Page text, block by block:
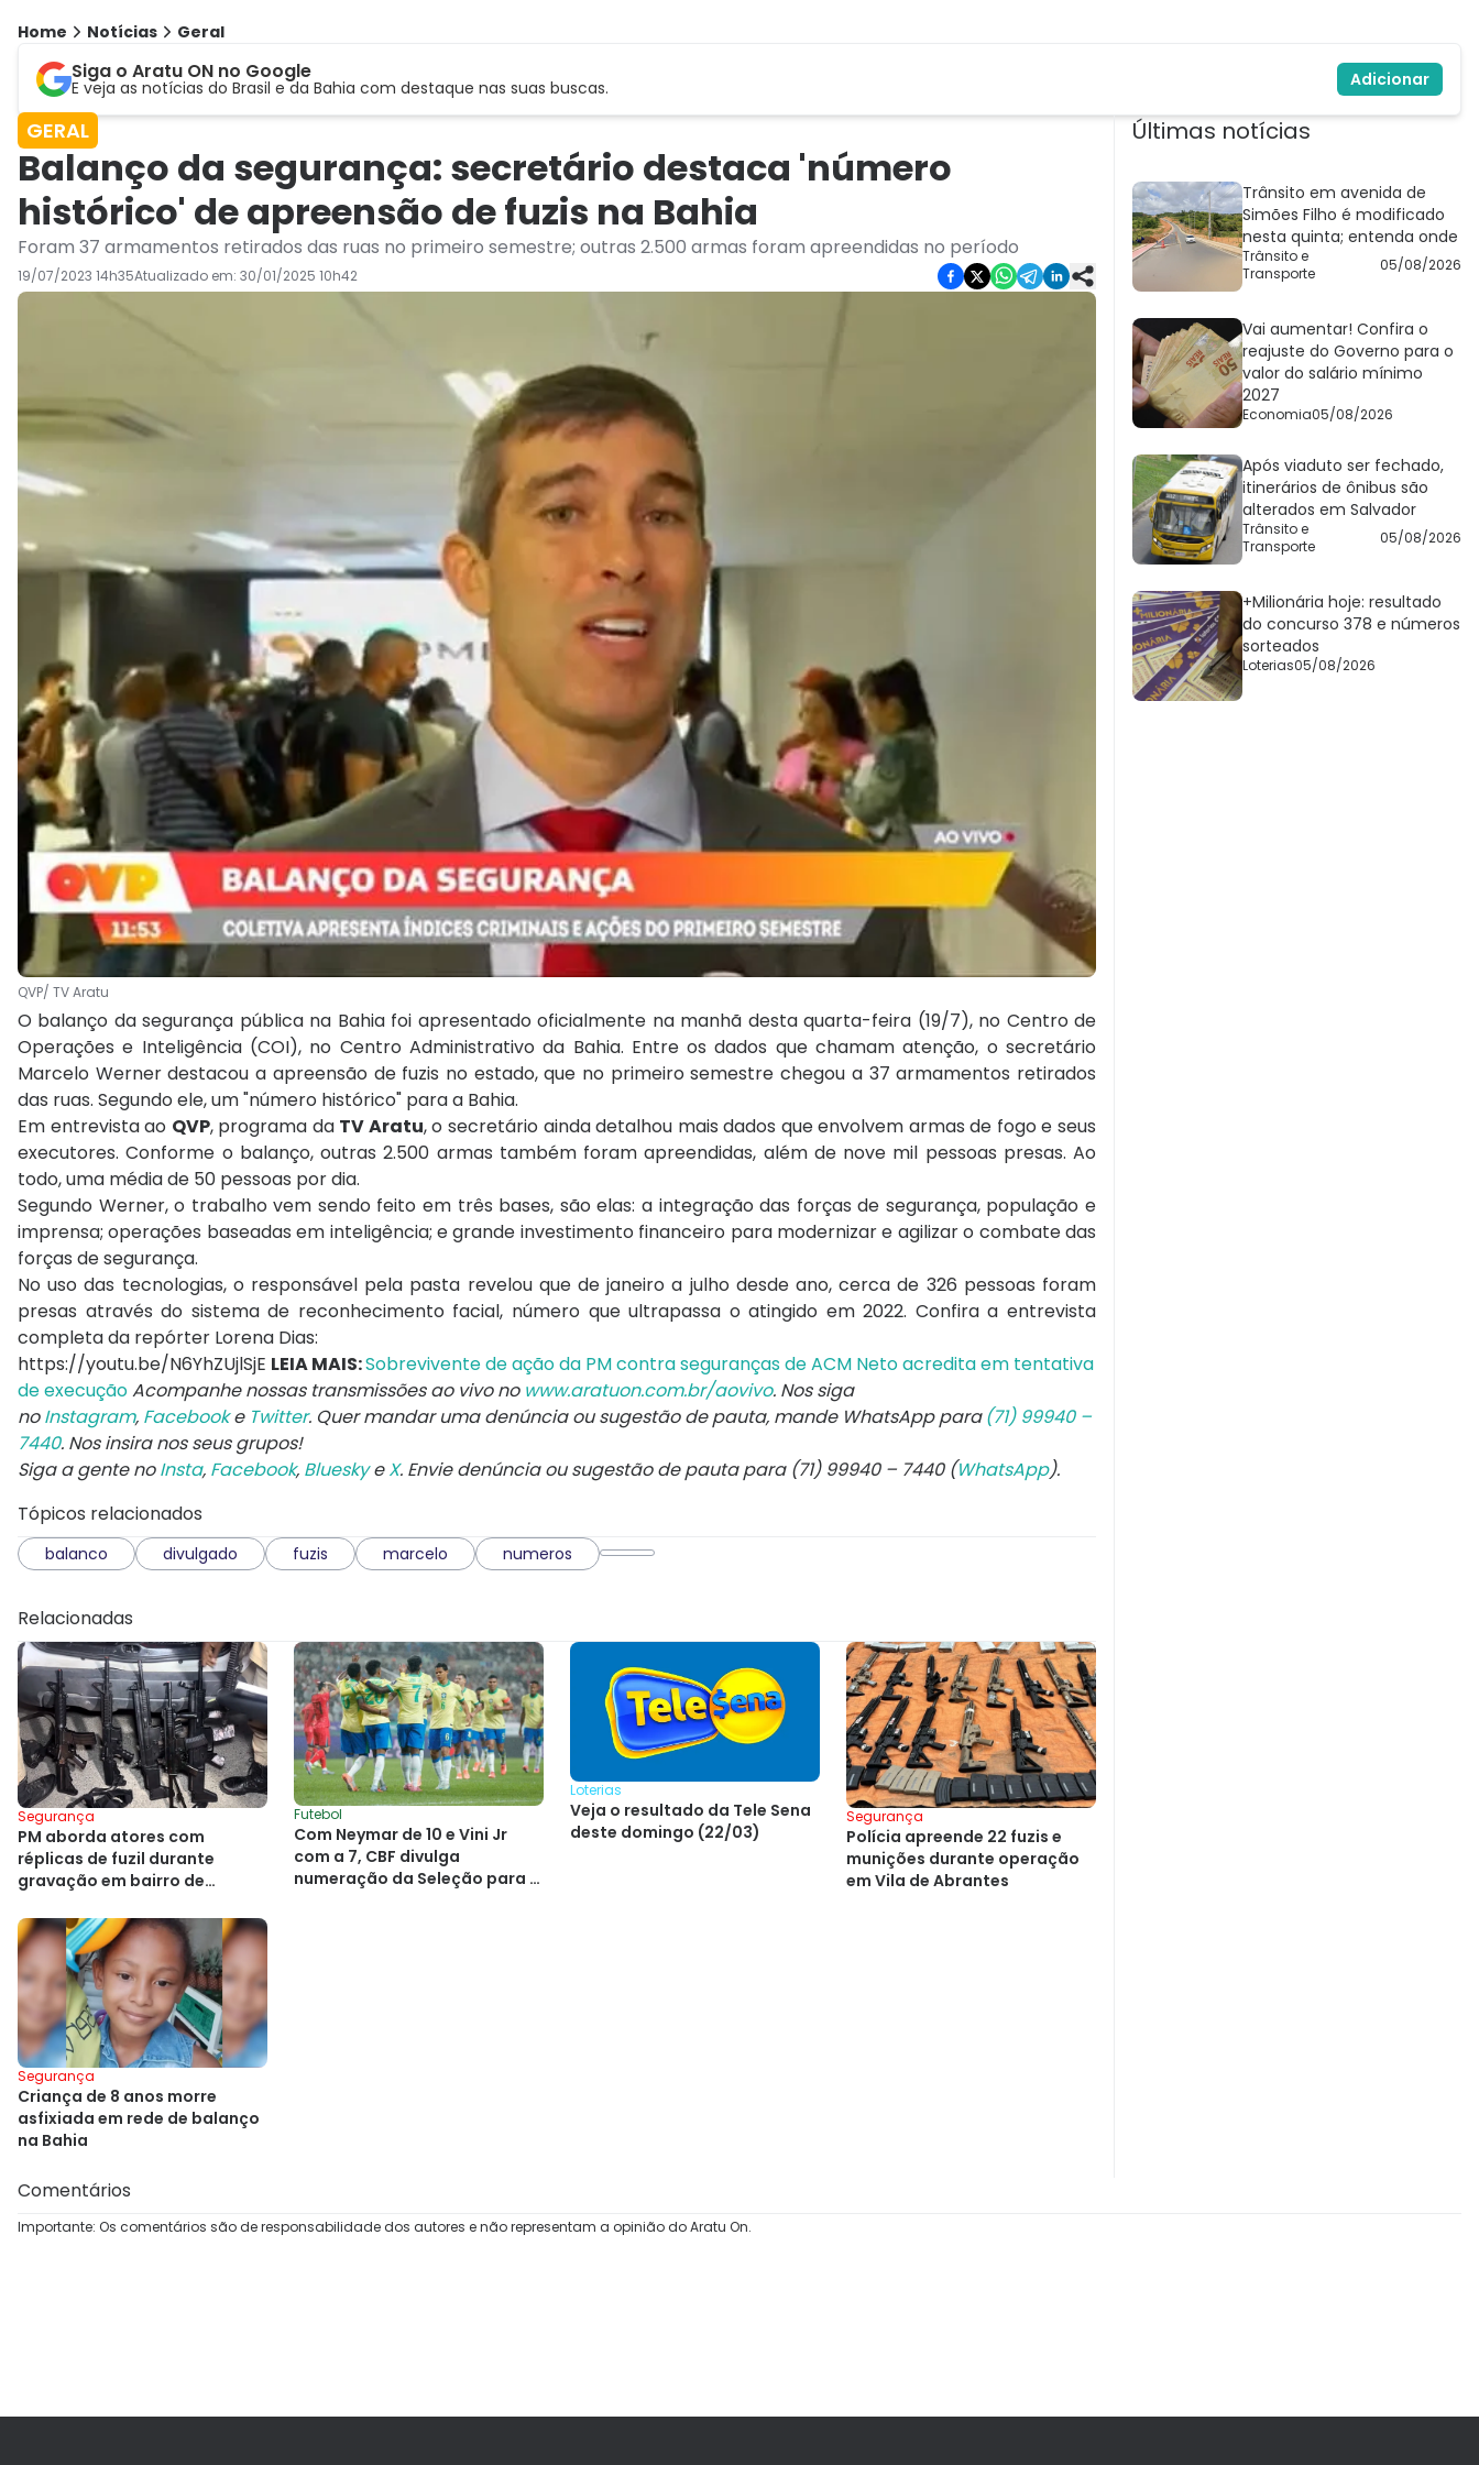
Home Notícias Geral
Siga o Aratu ON no Google
E veja as notícias do Brasil e da Bahia com destaque nas suas buscas. Adicionar
GERAL
Balanço da segurança: secretário destaca 'número
histórico' de apreensão de fuzis na Bahia
Foram 37 armamentos retirados das ruas no primeiro semestre; outras 2.500 armas foram apreendidas no período
19/07/2023 14h35Atualizado em: 30/01/2025 10h42
QVP/ TV Aratu
O balanço da segurança pública na Bahia foi apresentado oficialmente na manhã desta quarta-feira (19/7), no Centro de
Operações e Inteligência (COI), no Centro Administrativo da Bahia. Entre os dados que chamam atenção, o secretário
Marcelo Werner destacou a apreensão de fuzis no estado, que no primeiro semestre chegou a 37 armamentos retirados
das ruas. Segundo ele, um "número histórico" para a Bahia.
Em entrevista ao QVP, programa da TV Aratu, o secretário ainda detalhou mais dados que envolvem armas de fogo e seus
executores. Conforme o balanço, outras 2.500 armas também foram apreendidas, além de nove mil pessoas presas. Ao
todo, uma média de 50 pessoas por dia.
Segundo Werner, o trabalho vem sendo feito em três bases, são elas: a integração das forças de segurança, população e
imprensa; operações baseadas em inteligência; e grande investimento financeiro para modernizar e agilizar o combate das
forças de segurança.
No uso das tecnologias, o responsável pela pasta revelou que de janeiro a julho desde ano, cerca de 326 pessoas foram
presas através do sistema de reconhecimento facial, número que ultrapassa o atingido em 2022. Confira a entrevista
completa da repórter Lorena Dias:
https://youtu.be/N6YhZUjlSjE LEIA MAIS:Sobrevivente de ação da PM contra seguranças de ACM Neto acredita em tentativa
de execuçãoAcompanhe nossas transmissões ao vivo no www.aratuon.com.br/aovivo. Nos siga
noInstagram, Facebooke Twitter. Quer mandar uma denúncia ou sugestão de pauta, mande WhatsApp para (71) 99940 –
7440. Nos insira nos seus grupos!
Siga a gente noInsta, Facebook, BlueskyeX. Envie denúncia ou sugestão de pauta para (71) 99940 – 7440 (WhatsApp).
Tópicos relacionados
balanco divulgado fuzis marcelo numeros
Relacionadas
Segurança
PM aborda atores com
réplicas de fuzil durante
gravação em bairro de
Futebol
Com Neymar de 10 e Vini Jr
com a 7, CBF divulga
numeração da Seleção para a
Loterias
Veja o resultado da Tele Sena
deste domingo (22/03)
Segurança
Polícia apreende 22 fuzis e
munições durante operação
em Vila de Abrantes
Segurança
Criança de 8 anos morre
asfixiada em rede de balanço
na Bahia
Últimas notícias
Trânsito em avenida de
Simões Filho é modificado
nesta quinta; entenda onde
Trânsito e
Transporte
05/08/2026
Vai aumentar! Confira o
reajuste do Governo para o
valor do salário mínimo
2027
Economia05/08/2026
Após viaduto ser fechado,
itinerários de ônibus são
alterados em Salvador
Trânsito e
Transporte
05/08/2026
+Milionária hoje: resultado
do concurso 378 e números
sorteados
Loterias05/08/2026
Comentários
Importante: Os comentários são de responsabilidade dos autores e não representam a opinião do Aratu On.